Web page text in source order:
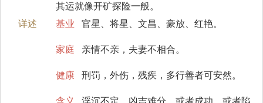
其运就像开矿探险一般。
详述
基业 官星、将星、文昌、豪放、红艳。
家庭 亲情不亲，夫妻不相合。
健康 刑罚，外伤，残疾，多行善者可安然。
含义
浮沉不定，凶吉难分，或者成功，或者陷